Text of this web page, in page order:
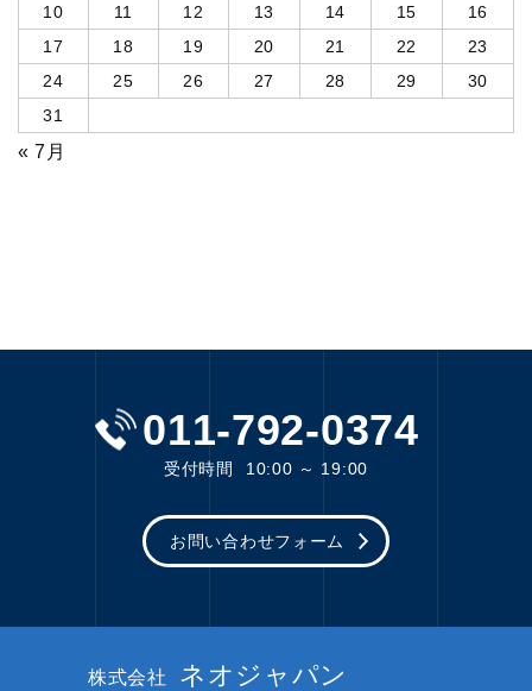
10
11 12 13 14 15
16
17
18 19 20 21 22
23
24
25 26 27 28 29
30
31
« 7月
011-792-0374
受付時間 10:00 ～ 19:00
お問い合わせフォーム
株式会社 ネオジャパン